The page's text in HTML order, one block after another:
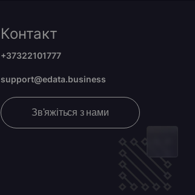
Контакт
+37322101777
support@edata.business
Зв'яжіться з нами